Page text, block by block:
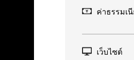
ค่าธรรมเ
เว็บไซต์